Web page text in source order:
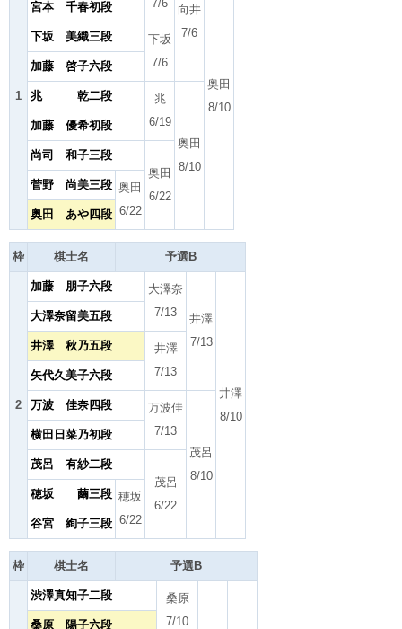
1
7/6
向井
7/6
奥田
8/10
宮本 千春初段
下坂 美織三段
下坂
7/6
加藤 啓子六段
兆 乾二段
兆
6/19
奥田
8/10
加藤 優希初段
尚司 和子三段
奥田
6/22
菅野 尚美三段 奥田
6/22
奥田 あや四段
枠 棋士名 予選B
2
加藤 朋子六段
大澤奈
7/13
井澤
7/13
井澤
8/10
大澤奈留美五段
井澤 秋乃五段
井澤
7/13
矢代久美子六段
万波 佳奈四段
万波佳
7/13
茂呂
8/10
横田日菜乃初段
茂呂 有紗二段
茂呂
6/22
穂坂 繭三段 穂坂
6/22
谷宮 絢子三段
枠 棋士名 予選B
渋澤真知子二段
桑原
7/10
桑原 陽子六段